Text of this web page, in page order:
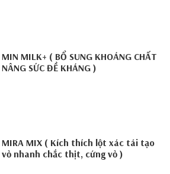
MIN MILK+ ( BỔ SUNG KHOÁNG CHẤT
NÂNG SỨC ĐỀ KHÁNG )
MIRA MIX ( Kích thích lột xác tái tạo
vỏ nhanh chắc thịt, cứng vỏ )